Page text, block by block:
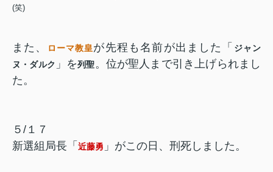
(笑)
また、 ローマ教皇が先程も名前が出ました「 ジャン
ヌ・ダルク 」を列聖。位が聖人まで引き上げられまし
た。
５/１７
新選組局長「 近藤勇 」がこの日、刑死しました。